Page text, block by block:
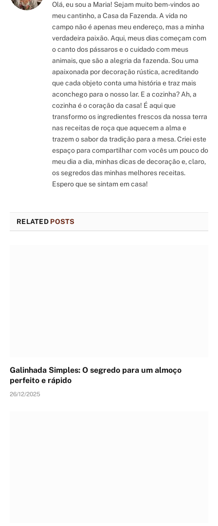
Olá, eu sou a Maria! Sejam muito bem-vindos ao
meu cantinho, a Casa da Fazenda. A vida no
campo não é apenas meu endereço, mas a minha
verdadeira paixão. Aqui, meus dias começam com
o canto dos pássaros e o cuidado com meus
animais, que são a alegria da fazenda. Sou uma
apaixonada por decoração rústica, acreditando
que cada objeto conta uma história e traz mais
aconchego para o nosso lar. E a cozinha? Ah, a
cozinha é o coração da casa! É aqui que
transformo os ingredientes frescos da nossa terra
nas receitas de roça que aquecem a alma e
trazem o sabor da tradição para a mesa. Criei este
espaço para compartilhar com vocês um pouco do
meu dia a dia, minhas dicas de decoração e, claro,
os segredos das minhas melhores receitas.
Espero que se sintam em casa!
RELATED POSTS
Galinhada Simples: O segredo para um almoço
perfeito e rápido
26/12/2025